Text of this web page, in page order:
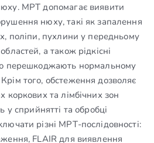
МРТ допомагає виявити
нюху, такі як запалення
поліпи, пухлини у передньому
а також рідкісні
перешкоджають нормальному
того, обстеження дозволяє
коркових та лімбічних зон
у сприйнятті та обробці
різні МРТ-послідовності:
FLAIR для виявлення